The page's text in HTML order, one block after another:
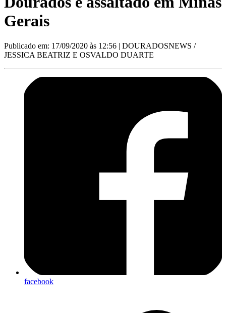
Gerais
Publicado em: 17/09/2020 às 12:56 | DOURADOSNEWS /
JESSICA BEATRIZ E OSVALDO DUARTE
facebook